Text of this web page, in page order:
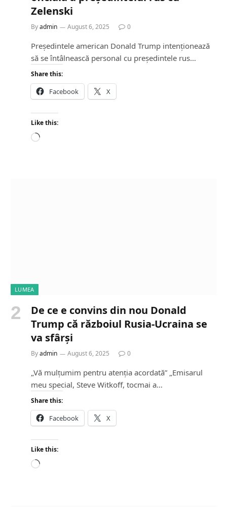
Zelenski
Byadmin August 6, 2025 0
Președintele american Donald Trump intenționează
să se întâlnească personal cu președintele rus…
Share this:
Facebook X
Like this:
L
LUMEA
De ce e convins din nou Donald
Trump că războiul Rusia-Ucraina se
va sfârși
Byadmin August 6, 2025 0
„Vă mulțumim pentru atenția acordată” „Emisarul
meu special, Steve Witkoff, tocmai a…
Share this:
Facebook X
Like this:
L